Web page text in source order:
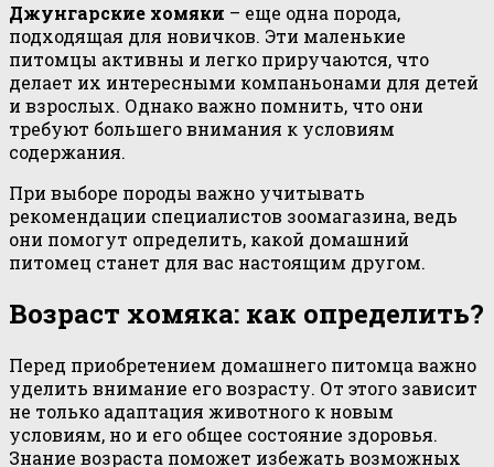
Джунгарские хомяки – еще одна порода,
подходящая для новичков. Эти маленькие
питомцы активны и легко приручаются, что
делает их интересными компаньонами для детей
и взрослых. Однако важно помнить, что они
требуют большего внимания к условиям
содержания.
При выборе породы важно учитывать
рекомендации специалистов зоомагазина, ведь
они помогут определить, какой домашний
питомец станет для вас настоящим другом.
Возраст хомяка: как определить?
Перед приобретением домашнего питомца важно
уделить внимание его возрасту. От этого зависит
не только адаптация животного к новым
условиям, но и его общее состояние здоровья.
Знание возраста поможет избежать возможных